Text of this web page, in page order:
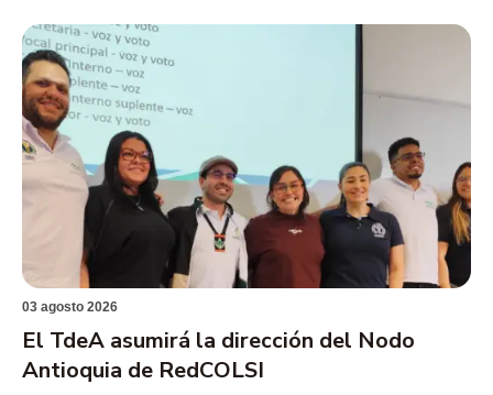
03 agosto 2026
El TdeA asumirá la dirección del Nodo
Antioquia de RedCOLSI